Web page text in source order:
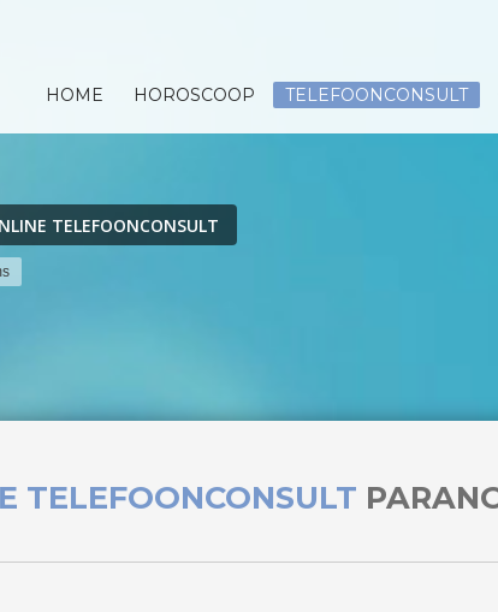
HOME HOROSCOOP TELEFOONCONSULT
TELEFOONCONSULT
TELEFOONCONSULT